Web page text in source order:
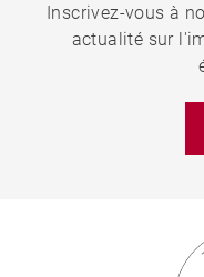
Inscrivez-vous à
actualité sur